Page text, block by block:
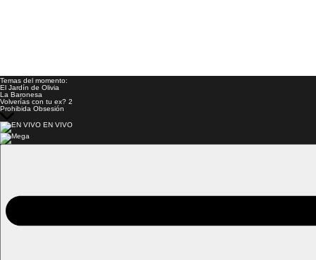
Temas del momento:
El Jardín de Olivia
La Baronesa
Volverías con tu ex? 2
Prohibida Obsesión
EN VIVO